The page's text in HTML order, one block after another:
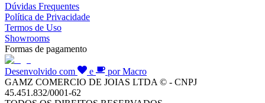
Dúvidas Frequentes
Política de Privacidade
Termos de Uso
Showrooms
Formas de pagamento
Desenvolvido com e
por Macro
GAMZ COMERCIO DE JOIAS LTDA © - CNPJ
45.451.832/0001-62